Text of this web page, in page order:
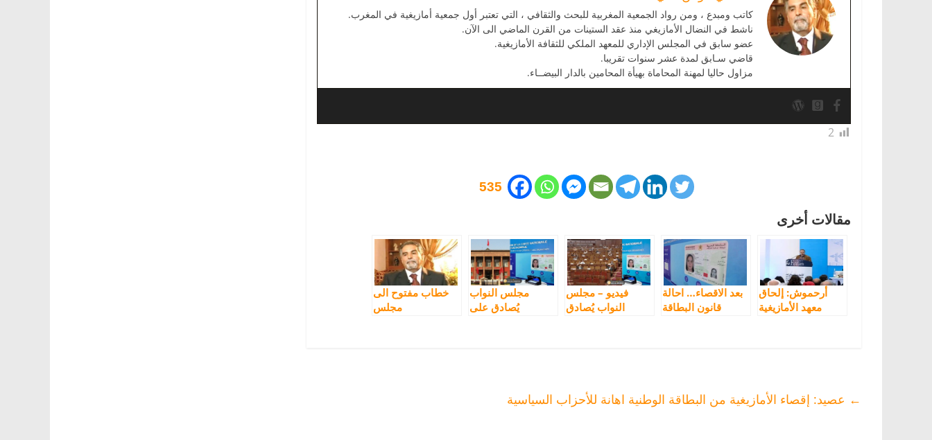
كاتب ومبدع ، ومن رواد الجمعية المغربية للبحث والثقافي ، التي تعتبر أول جمعية أمازيغية في المغرب.
ناشط في النضال الأمازيغي منذ عقد الستينات من القرن الماضي الى الآن.
عضو سابق في المجلس الإداري للمعهد الملكي للثقافة الأمازيغية.
قاضي سـابق لمدة عشر سنوات تقريبا.
مزاول حاليا لمهنة المحاماة بهيأة المحامين بالدار البيضــاء.
2
535
مقالات أخرى
أرحموش: إلحاق
معهد الأمازيغية
بعد الاقصاء… احالة
قانون البطاقة
فيديو – مجلس
النواب يُصادق
مجلس النواب
يُصادق على
خطاب مفتوح الى
مجلس
← عصيد: إقصاء الأمازيغية من البطاقة الوطنية اهانة للأحزاب السياسية